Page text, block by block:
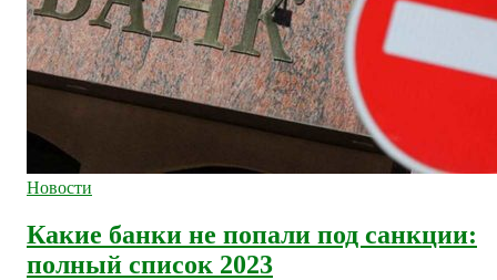
Новости
Какие банки не попали под санкции:
полный список 2023